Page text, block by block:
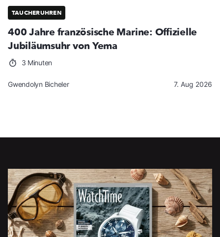
TAUCHERUHREN
400 Jahre französische Marine: Offizielle
Jubiläumsuhr von Yema
3 Minuten
Gwendolyn Bicheler 7. Aug 2026